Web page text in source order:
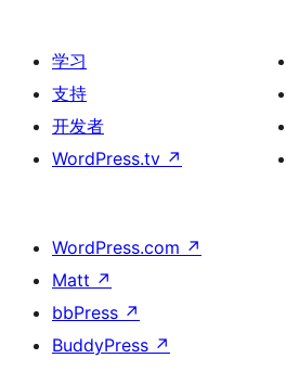
学习
支持
开发者
WordPress.tv ↗
WordPress.com ↗
Matt ↗
bbPress ↗
BuddyPress ↗